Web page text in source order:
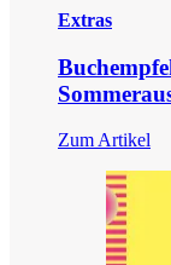
Extras
Zum Artikel